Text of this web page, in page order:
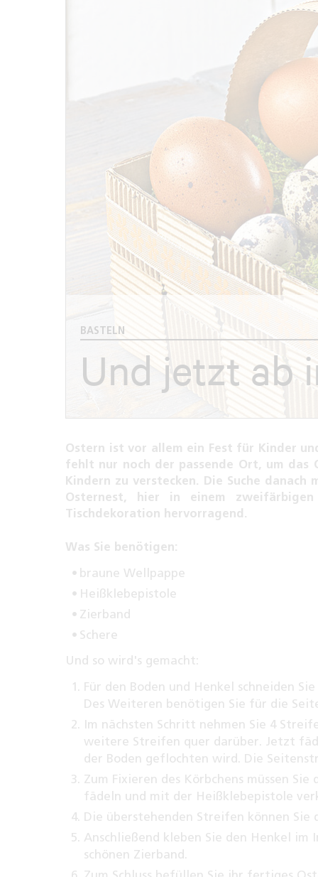
BASTELN
Und jetzt ab
Ostern ist vor allem ein Fest für Kinder
fehlt nur noch der passende Ort, um
Kindern zu verstecken. Die Suche danach
Osternest, hier in einem
Tischdekoration hervorragend.
Was Sie benötigen:
braune Wellpappe
Heißklebepistole
Zierband
Schere
Und so wird's gemacht:
Für den Boden und Henkel schneiden
Des Weiteren benötigen Sie für die
Im nächsten Schritt nehmen Sie 4
weitere Streifen quer darüber. Jetzt
der Boden geflochten wird. Die
Zum Fixieren des Körbchens müssen
fädeln und mit der Heißklebepistole
Die überstehenden Streifen können Sie
Anschließend kleben Sie den Henkel im
schönen Zierband.